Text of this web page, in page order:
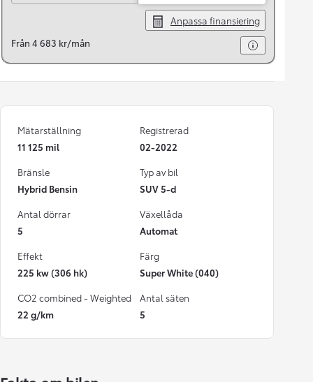
Anpassa finansiering
Från 4 683 kr/mån
Mätarställning
11 125 mil
Registrerad
02-2022
Bränsle
Hybrid Bensin
Typ av bil
SUV 5-d
Antal dörrar
5
Växellåda
Automat
Effekt
225 kw (306 hk)
Färg
Super White (040)
CO2 combined - Weighted
22 g/km
Antal säten
5